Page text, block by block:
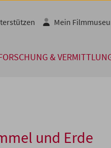
&
Mein
und Erde